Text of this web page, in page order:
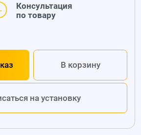
Консультация
по товару
В корзину
на установку